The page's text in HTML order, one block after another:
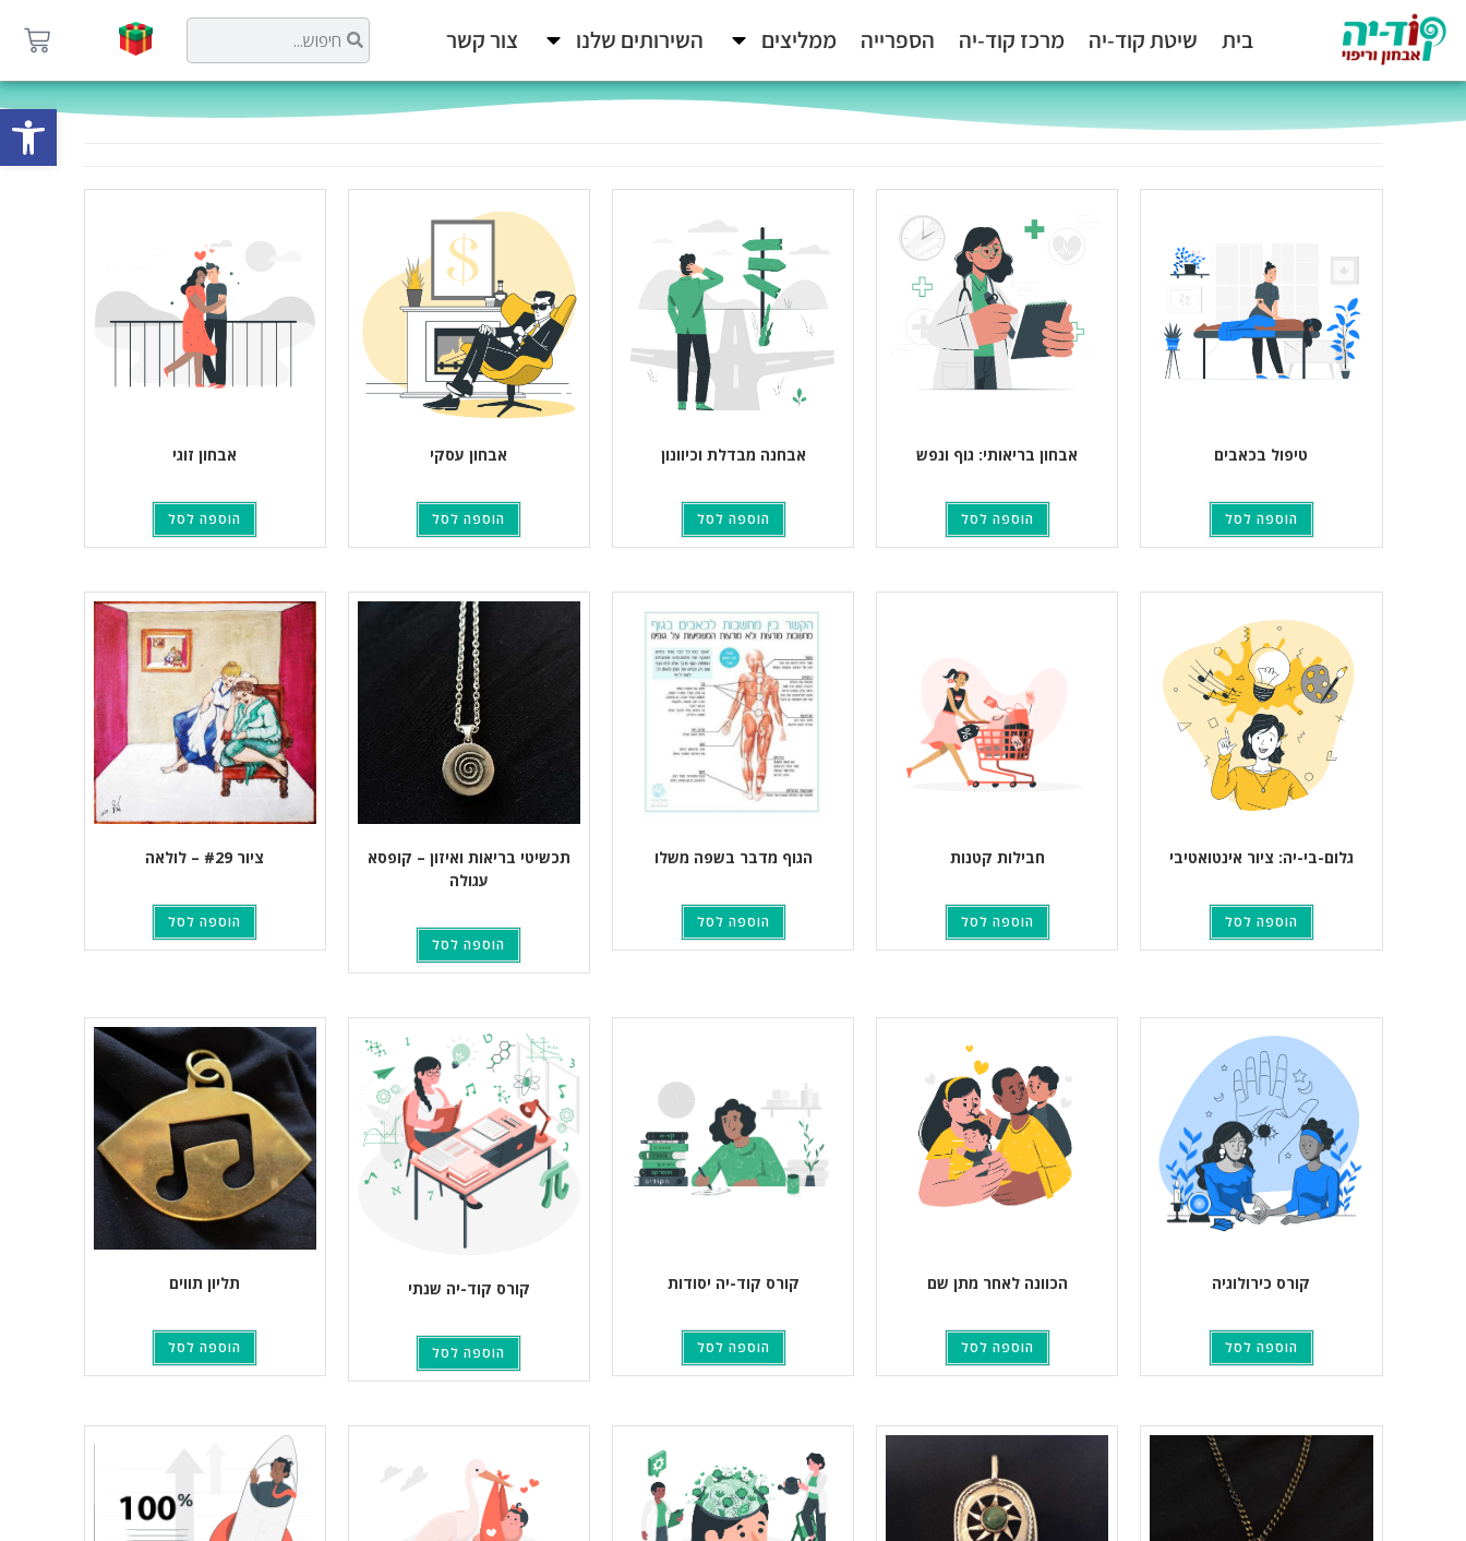
בית שיטת קוד-יה מרכז קוד-יה הספרייה ממליצים השירותים שלנו צור קשר
טיפול בכאבים
הוספה לסל
אבחון בריאותי: גוף ונפש
הוספה לסל
אבחנה מבדלת וכיוונון
הוספה לסל
אבחון עסקי
הוספה לסל
אבחון זוגי
הוספה לסל
גלום-בי-יה: ציור אינטואטיבי
הוספה לסל
חבילות קטנות
הוספה לסל
הגוף מדבר בשפה משלו
הוספה לסל
תכשיטי בריאות ואיזון – קופסא
עגולה
הוספה לסל
ציור #29 – לולאה
הוספה לסל
קורס כירולוגיה
הוספה לסל
הכוונה לאחר מתן שם
הוספה לסל
קורס קוד-יה יסודות
הוספה לסל
קורס קוד-יה שנתי
הוספה לסל
תליון תווים
הוספה לסל